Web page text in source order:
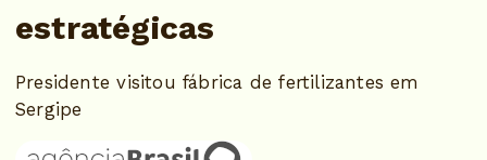
estratégicas
Presidente visitou fábrica de fertilizantes em
Sergipe